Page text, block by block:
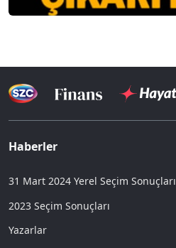
Haberler
31 Mart 2024 Yerel Seçim Sonuçları
2023 Seçim Sonuçları
Yazarlar